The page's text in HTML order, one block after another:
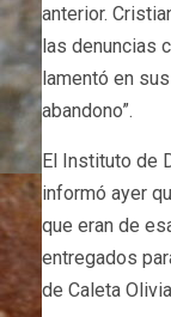
anterior.
las denuncias
lamentó en
abandono”.
El Instituto de
informó ayer
que eran de
entregados
de Caleta